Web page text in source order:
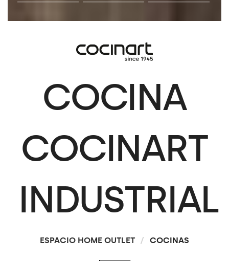
COCINA
COCINART
INDUSTRIAL
ESPACIO HOME OUTLET / COCINAS